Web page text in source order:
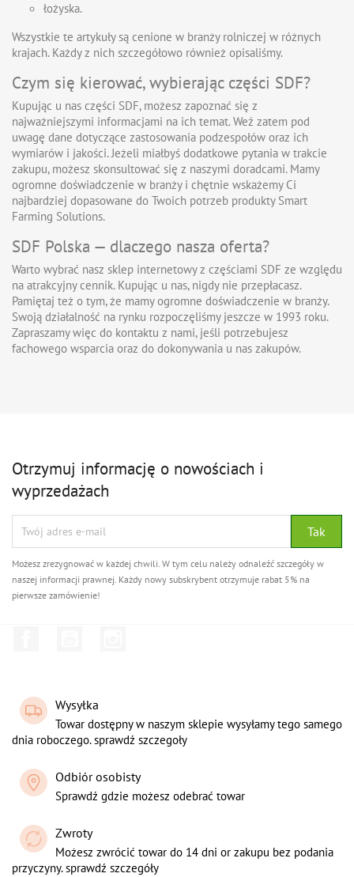
łożyska.
Wszystkie te artykuły są cenione w branży rolniczej w różnych
krajach. Każdy z nich szczegółowo również opisaliśmy.
Czym się kierować, wybierając części SDF?
Kupując u nas części SDF, możesz zapoznać się z
najważniejszymi informacjami na ich temat. Weź zatem pod
uwagę dane dotyczące zastosowania podzespołów oraz ich
wymiarów i jakości. Jeżeli miałbyś dodatkowe pytania w trakcie
zakupu, możesz skonsultować się z naszymi doradcami. Mamy
ogromne doświadczenie w branży i chętnie wskażemy Ci
najbardziej dopasowane do Twoich potrzeb produkty Smart
Farming Solutions.
SDF Polska — dlaczego nasza oferta?
Warto wybrać nasz sklep internetowy z częściami SDF ze względu
na atrakcyjny cennik. Kupując u nas, nigdy nie przepłacasz.
Pamiętaj też o tym, że mamy ogromne doświadczenie w branży.
Swoją działalność na rynku rozpoczęliśmy jeszcze w 1993 roku.
Zapraszamy więc do kontaktu z nami, jeśli potrzebujesz
fachowego wsparcia oraz do dokonywania u nas zakupów.
Otrzymuj informację o nowościach i
wyprzedażach
Możesz zrezygnować w każdej chwili. W tym celu należy odnaleźć szczegóły w
naszej informacji prawnej. Każdy nowy subskrybent otrzymuje rabat 5% na
pierwsze zamówienie!
Wysyłka
Towar dostępny w naszym sklepie wysyłamy tego samego
dnia roboczego. sprawdź szczegoły
Odbiór osobisty
Sprawdź gdzie możesz odebrać towar
Zwroty
Możesz zwrócić towar do 14 dni or zakupu bez podania
przyczyny. sprawdź szczegóły